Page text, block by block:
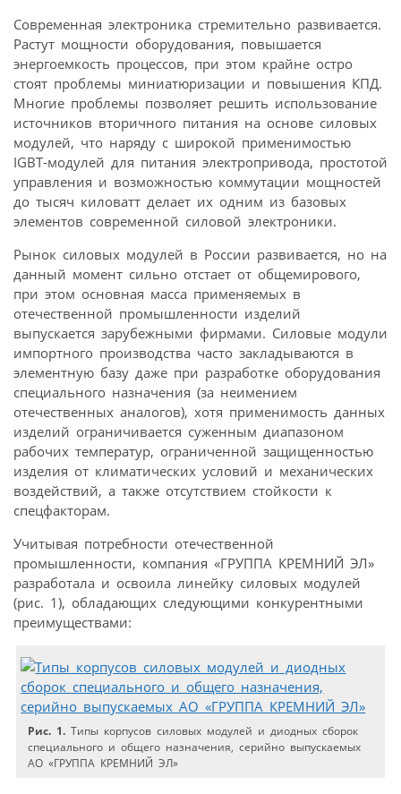
Современная электроника стремительно развивается.
Растут мощности оборудования, повышается
энергоемкость процессов, при этом крайне остро
стоят проблемы миниатюризации и повышения КПД.
Многие проблемы позволяет решить использование
источников вторичного питания на основе силовых
модулей, что наряду с широкой применимостью
IGBT-модулей для питания электропривода, простотой
управления и возможностью коммутации мощностей
до тысяч киловатт делает их одним из базовых
элементов современной силовой электроники.
Рынок силовых модулей в России развивается, но на
данный момент сильно отстает от общемирового,
при этом основная масса применяемых в
отечественной промышленности изделий
выпускается зарубежными фирмами. Силовые модули
импортного производства часто закладываются в
элементную базу даже при разработке оборудования
специального назначения (за неимением
отечественных аналогов), хотя применимость данных
изделий ограничивается суженным диапазоном
рабочих температур, ограниченной защищенностью
изделия от климатических условий и механических
воздействий, а также отсутствием стойкости к
спецфакторам.
Учитывая потребности отечественной
промышленности, компания «ГРУППА КРЕМНИЙ ЭЛ»
разработала и освоила линейку силовых модулей
(рис. 1), обладающих следующими конкурентными
преимуществами:
Рис. 1. Типы корпусов силовых модулей и диодных сборок
специального и общего назначения, серийно выпускаемых
АО «ГРУППА КРЕМНИЙ ЭЛ»